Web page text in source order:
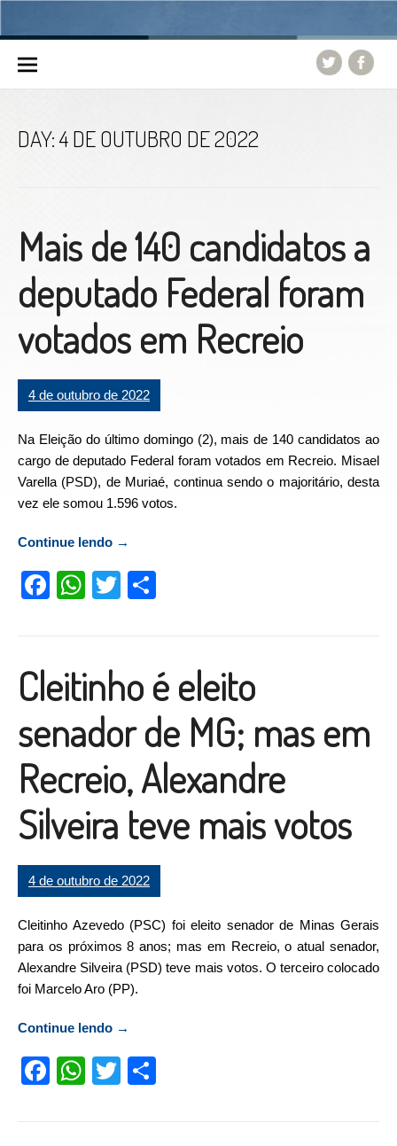
DAY:4 DE OUTUBRO DE 2022
Mais de 140 candidatos a
deputado Federal foram
votados em Recreio
4 de outubro de 2022
Na Eleição do último domingo (2), mais de 140 candidatos ao
cargo de deputado Federal foram votados em Recreio. Misael
Varella (PSD), de Muriaé, continua sendo o majoritário, desta
vez ele somou 1.596 votos.
Continue lendo “Mais de 140 candidatos a deputado Federal
→
Facebook
WhatsApp
Twitter
Cleitinho é eleito
senador de MG; mas em
Recreio, Alexandre
Silveira teve mais votos
4 de outubro de 2022
Cleitinho Azevedo (PSC) foi eleito senador de Minas Gerais
para os próximos 8 anos; mas em Recreio, o atual senador,
Alexandre Silveira (PSD) teve mais votos. O terceiro colocado
foi Marcelo Aro (PP).
Continue lendo “Cleitinho é eleito senador de MG; mas em
→
Facebook
WhatsApp
Twitter